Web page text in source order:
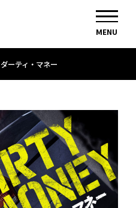
ダーティ・マネー